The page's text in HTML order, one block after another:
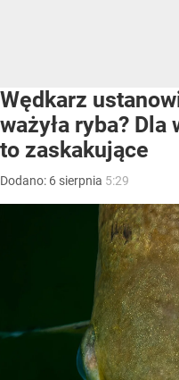
Wędkarz
ważyła ryba?
to zaskakujące
Dodano: 6 sierpnia 5:29